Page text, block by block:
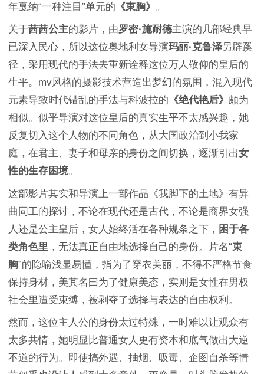
年戛纳“一种注目”单元的 《束胸》 。
关于茜茜公主的影片，由罗密·施耐德主演的几部经典早
已深入民心，所以这位奥地利女导演玛丽·克鲁泽另辟蹊
径，采用现代的手法去重新诠释这位万人敬仰的皇后的
生平。mv风格的摄影技术营造出梦幻的氛围，混入现代
元素导致时代错乱的手法与科波拉的 《绝代艳后》 颇为
相似。似乎导演对这位皇后的真实生平不太感兴趣，她
反复切入这个人物的不同角色，从大国政治到小我家
庭，在君主、妻子和母亲的身份之间切换，逐渐引出女
性的生存困境。
这部影片其实和导演上一部作品《我脚下的土地》有异
曲同工的探讨，不论在现代还是古代，不论是商界女强
人还是公主皇后，女人始终活在各种规条之下， 困于各
类角色里 ，无法真正自由地选择自己的身份。片名“束
胸”的隐喻浅显易懂，指为了穿衣美丽，不得不严格节食
保持身材，美其名曰为了健康美态，实则是女性在男权
社会里遭受束缚，被剥夺了选择与表达的自由权利。
然而，这位主人公的身份太过特殊，一时难以让观众有
太多共情，她明显比普通女人更有资本和底气做出大逆
不道的行为。即使搞外遇、抽烟、吸毒、企图自杀等情